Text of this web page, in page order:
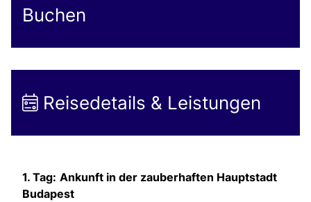
Buchen
Reisedetails & Leistungen
1. Tag: Ankunft in der zauberhaften Hauptstadt
Budapest